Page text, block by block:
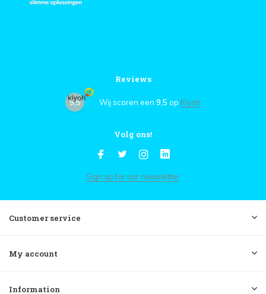
Reviews
9,5 Wij scoren een 9,5 op Kiyoh
Volg ons!
Sign up for our newsletter
Customer service
My account
Information